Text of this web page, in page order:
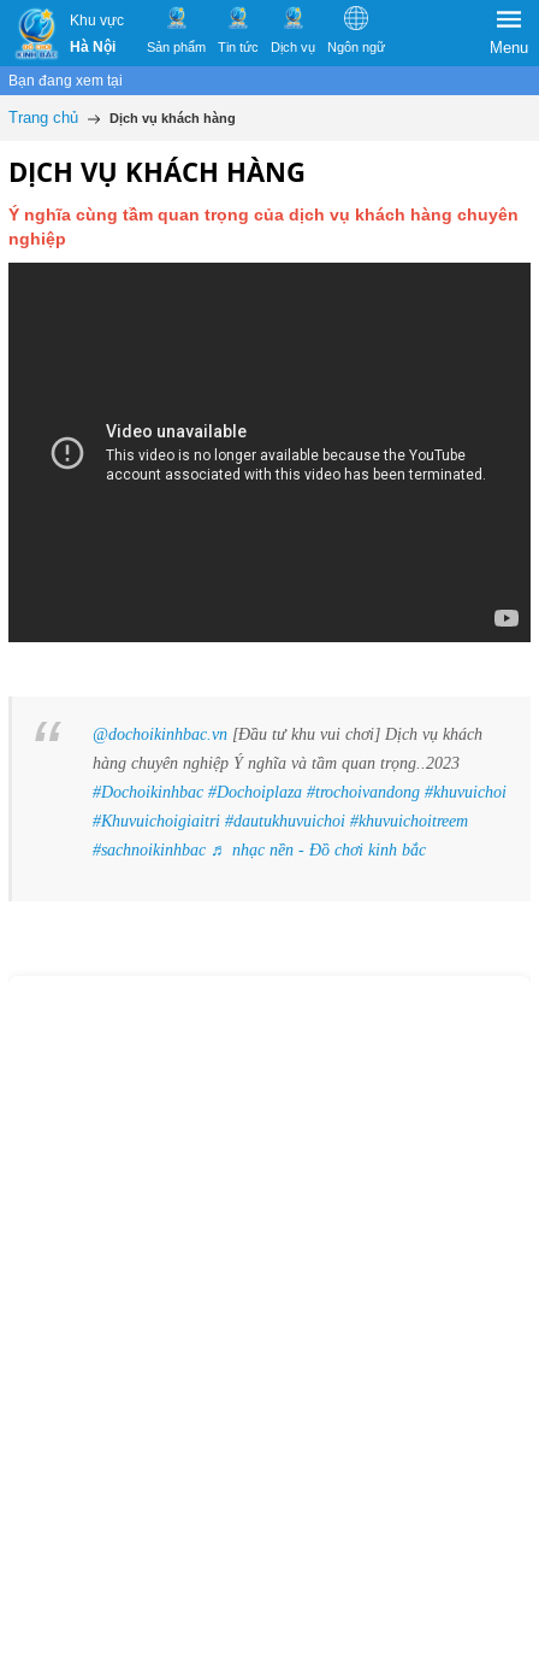
Khu vực
Hà Nội
Sản phẩm Tin tức Dịch vụ Ngôn ngữ Menu
Bạn đang xem tại
Trang chủ Dịch vụ khách hàng
DỊCH VỤ KHÁCH HÀNG
Ý nghĩa cùng tầm quan trọng của dịch vụ khách hàng chuyên
nghiệp
@dochoikinhbac.vn [Đầu tư khu vui chơi] Dịch vụ khách
hàng chuyên nghiệp Ý nghĩa và tầm quan trọng..2023
#Dochoikinhbac #Dochoiplaza #trochoivandong #khuvuichoi
#Khuvuichoigiaitri #dautukhuvuichoi #khuvuichoitreem
#sachnoikinhbac ♬ nhạc nền - Đồ chơi kinh bắc